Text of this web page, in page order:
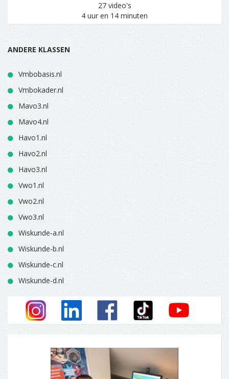
27 video's
4 uur en 14 minuten
ANDERE KLASSEN
Vmbobasis.nl
Vmbokader.nl
Mavo3.nl
Mavo4.nl
Havo1.nl
Havo2.nl
Havo3.nl
Vwo1.nl
Vwo2.nl
Vwo3.nl
Wiskunde-a.nl
Wiskunde-b.nl
Wiskunde-c.nl
Wiskunde-d.nl